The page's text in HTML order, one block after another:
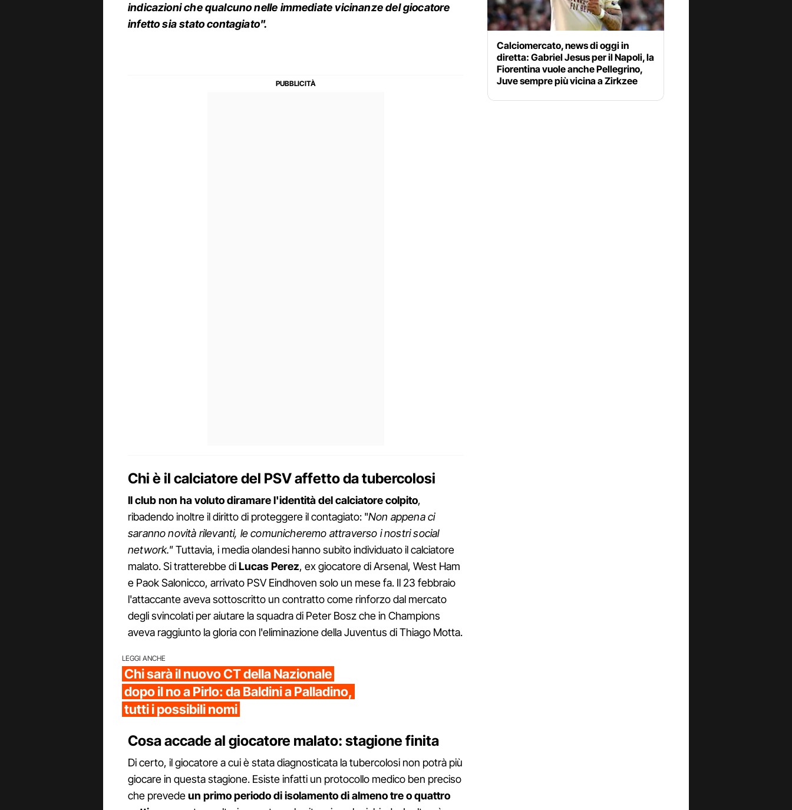
indicazioni che qualcuno nelle immediate vicinanze del giocatore
infetto sia stato contagiato".
Chi è il calciatore del PSV affetto da tubercolosi
Il club non ha voluto diramare l'identità del calciatore colpito,
ribadendo inoltre il diritto di proteggere il contagiato: "Non appena ci
saranno novità rilevanti, le comunicheremo attraverso i nostri social
network."Tuttavia, i media olandesi hanno subito individuato il calciatore
malato. Si tratterebbe diLucas Perez, ex giocatore di Arsenal, West Ham
e Paok Salonicco, arrivato PSV Eindhoven solo un mese fa. Il 23 febbraio
l'attaccante aveva sottoscritto un contratto come rinforzo dal mercato
degli svincolati per aiutare la squadra di Peter Bosz che in Champions
aveva raggiunto la gloria con l'eliminazione della Juventus di Thiago Motta.
LEGGI ANCHE
Chi sarà il nuovo CT della Nazionale
dopo il no a Pirlo: da Baldini a Palladino,
tutti i possibili nomi
Cosa accade al giocatore malato: stagione finita
Di certo, il giocatore a cui è stata diagnosticata la tubercolosi non potrà più
giocare in questa stagione. Esiste infatti un protocollo medico ben preciso
che prevedeun primo periodo di isolamento di almeno tre o quattro
Calciomercato, news di oggi in
diretta: Gabriel Jesus per il Napoli, la
Fiorentina vuole anche Pellegrino,
Juve sempre più vicina a Zirkzee